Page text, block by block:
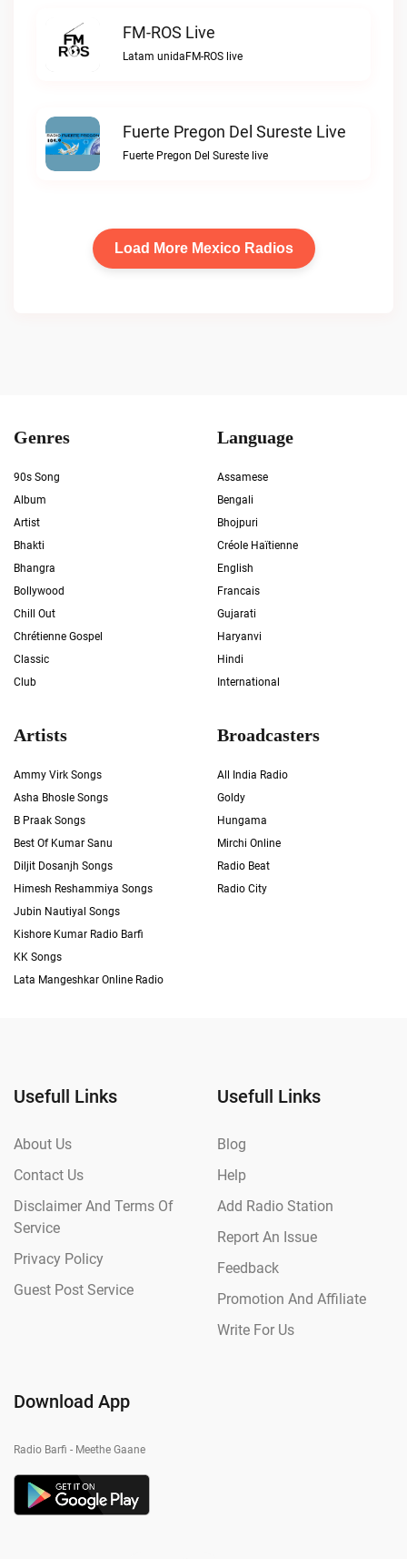
FM-ROS Live
Latam unidaFM-ROS live
Fuerte Pregon Del Sureste Live
Fuerte Pregon Del Sureste live
Load More Mexico Radios
Genres
90s Song
Album
Artist
Bhakti
Bhangra
Bollywood
Chill Out
Chrétienne Gospel
Classic
Club
Language
Assamese
Bengali
Bhojpuri
Créole Haïtienne
English
Francais
Gujarati
Haryanvi
Hindi
International
Artists
Ammy Virk Songs
Asha Bhosle Songs
B Praak Songs
Best Of Kumar Sanu
Diljit Dosanjh Songs
Himesh Reshammiya Songs
Jubin Nautiyal Songs
Kishore Kumar Radio Barfi
KK Songs
Lata Mangeshkar Online Radio
Broadcasters
All India Radio
Goldy
Hungama
Mirchi Online
Radio Beat
Radio City
Usefull Links
About Us
Contact Us
Disclaimer And Terms Of
Service
Privacy Policy
Guest Post Service
Usefull Links
Blog
Help
Add Radio Station
Report An Issue
Feedback
Promotion And Affiliate
Write For Us
Download App
Radio Barfi - Meethe Gaane